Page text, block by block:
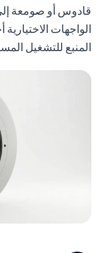
قادوس أو صومعة
الواجهات
المنبع للتشغيل